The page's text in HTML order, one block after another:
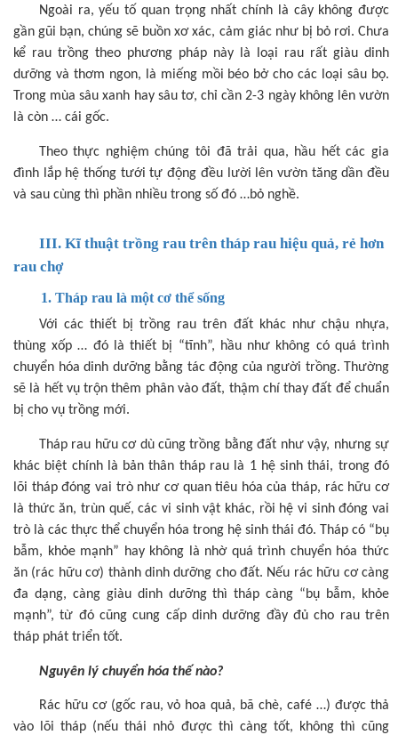
Ngoài ra, yếu tố quan trọng nhất chính là cây không được
gần gũi bạn, chúng sẽ buồn xơ xác, cảm giác như bị bỏ rơi. Chưa
kể rau trồng theo phương pháp này là loại rau rất giàu dinh
dưỡng và thơm ngon, là miếng mồi béo bở cho các loại sâu bọ.
Trong mùa sâu xanh hay sâu tơ, chỉ cần 2-3 ngày không lên vườn
là còn … cái gốc.
Theo thực nghiệm chúng tôi đã trải qua, hầu hết các gia
đình lắp hệ thống tưới tự động đều lười lên vườn tăng dần đều
và sau cùng thì phần nhiều trong số đó …bỏ nghề.
III. Kĩ thuật trồng rau trên tháp rau hiệu quả, rẻ hơn
rau chợ
1. Tháp rau là một cơ thể sống
Với các thiết bị trồng rau trên đất khác như chậu nhựa,
thùng xốp … đó là thiết bị “tĩnh”, hầu như không có quá trình
chuyển hóa dinh dưỡng bằng tác động của người trồng. Thường
sẽ là hết vụ trộn thêm phân vào đất, thậm chí thay đất để chuẩn
bị cho vụ trồng mới.
Tháp rau hữu cơ dù cũng trồng bằng đất như vậy, nhưng sự
khác biệt chính là bản thân tháp rau là 1 hệ sinh thái, trong đó
lõi tháp đóng vai trò như cơ quan tiêu hóa của tháp, rác hữu cơ
là thức ăn, trùn quế, các vi sinh vật khác, rồi hệ vi sinh đóng vai
trò là các thực thể chuyển hóa trong hệ sinh thái đó. Tháp có “bụ
bẫm, khỏe mạnh” hay không là nhờ quá trình chuyển hóa thức
ăn (rác hữu cơ) thành dinh dưỡng cho đất. Nếu rác hữu cơ càng
đa dạng, càng giàu dinh dưỡng thì tháp càng “bụ bẫm, khỏe
mạnh”, từ đó cũng cung cấp dinh dưỡng đầy đủ cho rau trên
tháp phát triển tốt.
Nguyên lý chuyển hóa thế nào?
Rác hữu cơ (gốc rau, vỏ hoa quả, bã chè, café …) được thả
vào lõi tháp (nếu thái nhỏ được thì càng tốt, không thì cũng